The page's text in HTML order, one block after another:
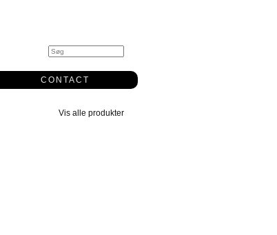
CONTACT
Vis alle produkter